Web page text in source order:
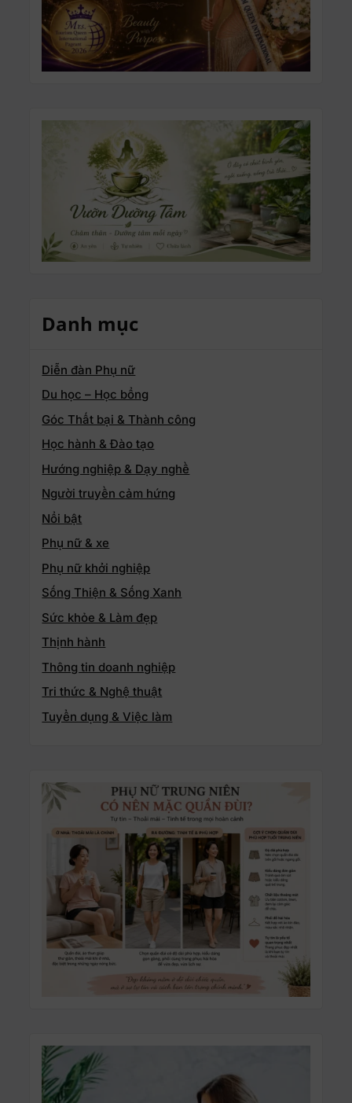
Danh mục
Diễn đàn Phụ nữ
Du học – Học bổng
Góc Thất bại & Thành công
Học hành & Đào tạo
Hướng nghiệp & Dạy nghề
Người truyền cảm hứng
Nổi bật
Phụ nữ & xe
Phụ nữ khởi nghiệp
Sống Thiện & Sống Xanh
Sức khỏe & Làm đẹp
Thịnh hành
Thông tin doanh nghiệp
Tri thức & Nghệ thuật
Tuyển dụng & Việc làm